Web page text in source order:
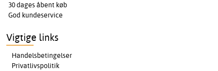
30 dages åbent køb
God kundeservice
Vigtige links
Handelsbetingelser
Privatlivspolitik